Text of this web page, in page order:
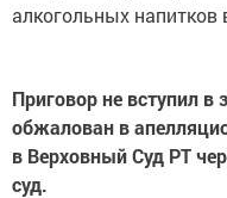
алкогольных напитков
Приговор не вступил
обжалован в
в Верховный Суд РТ
суд.